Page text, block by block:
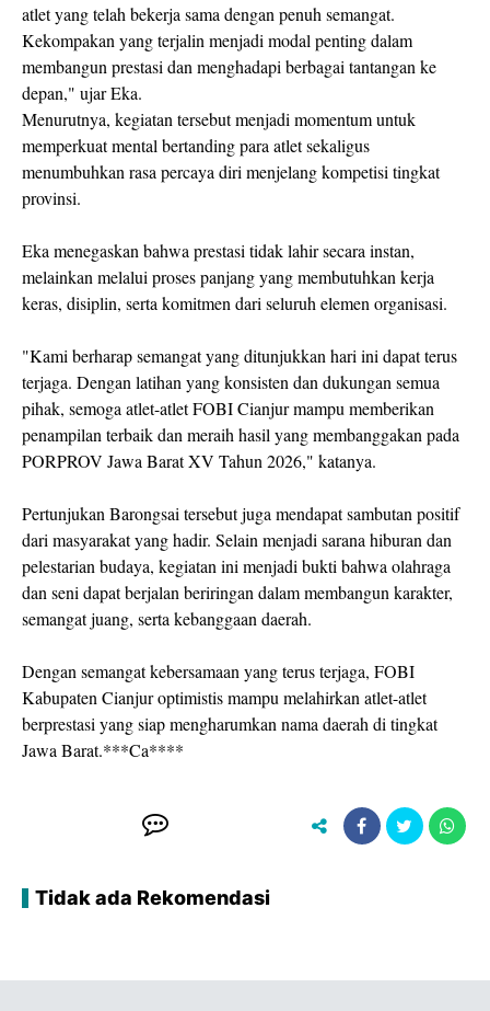
atlet yang telah bekerja sama dengan penuh semangat.
Kekompakan yang terjalin menjadi modal penting dalam
membangun prestasi dan menghadapi berbagai tantangan ke
depan," ujar Eka.
Menurutnya, kegiatan tersebut menjadi momentum untuk
memperkuat mental bertanding para atlet sekaligus
menumbuhkan rasa percaya diri menjelang kompetisi tingkat
provinsi.
Eka menegaskan bahwa prestasi tidak lahir secara instan,
melainkan melalui proses panjang yang membutuhkan kerja
keras, disiplin, serta komitmen dari seluruh elemen organisasi.
"Kami berharap semangat yang ditunjukkan hari ini dapat terus
terjaga. Dengan latihan yang konsisten dan dukungan semua
pihak, semoga atlet-atlet FOBI Cianjur mampu memberikan
penampilan terbaik dan meraih hasil yang membanggakan pada
PORPROV Jawa Barat XV Tahun 2026," katanya.
Pertunjukan Barongsai tersebut juga mendapat sambutan positif
dari masyarakat yang hadir. Selain menjadi sarana hiburan dan
pelestarian budaya, kegiatan ini menjadi bukti bahwa olahraga
dan seni dapat berjalan beriringan dalam membangun karakter,
semangat juang, serta kebanggaan daerah.
Dengan semangat kebersamaan yang terus terjaga, FOBI
Kabupaten Cianjur optimistis mampu melahirkan atlet-atlet
berprestasi yang siap mengharumkan nama daerah di tingkat
Jawa Barat.***Ca****
Tidak ada Rekomendasi